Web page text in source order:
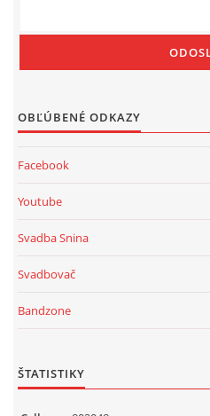
OBĽÚBENÉ ODKAZY
Facebook
Youtube
Svadba Snina
Svadbovač
Bandzone
ŠTATISTIKY